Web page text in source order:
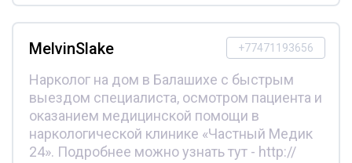
+77471193656
MelvinSlake
Нарколог на дом в Балашихе с быстрым
выездом специалиста, осмотром пациента и
оказанием медицинской помощи в
наркологической клинике «Частный Медик
24». Подробнее можно узнать тут - http://